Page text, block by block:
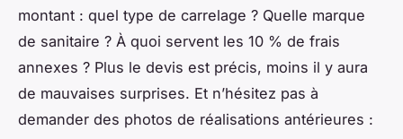
montant : quel type de carrelage ? Quelle marque
de sanitaire ? À quoi servent les 10 % de frais
annexes ? Plus le devis est précis, moins il y aura
de mauvaises surprises. Et n’hésitez pas à
demander des photos de réalisations antérieures :